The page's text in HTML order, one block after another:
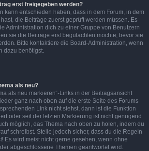
erst freigegeben werden?
kann entschieden haben, dass in dem Forum, in dem
die Beiträge zuerst geprüft werden müssen. Es
Administration dich zu einer Gruppe von Benutzern
sie die Beiträge erst begutachten möchte, bevor sie
Bitte kontaktiere die Board-Administration, wenn
dazu benötigst.
als neu?
als neu markieren“-Links in der Beitragsansicht
ganz nach oben auf die erste Seite des Forums
Link nicht siehst, dann ist die Funktion
oder seit der letzten Markierung ist nicht genügend
möglich, das Thema nach oben zu holen, indem du
schreibst. Stelle jedoch sicher, dass du die Regeln
Es wird meist nicht gerne gesehen, wenn ohne
abgeschlossene Themen geantwortet wird.